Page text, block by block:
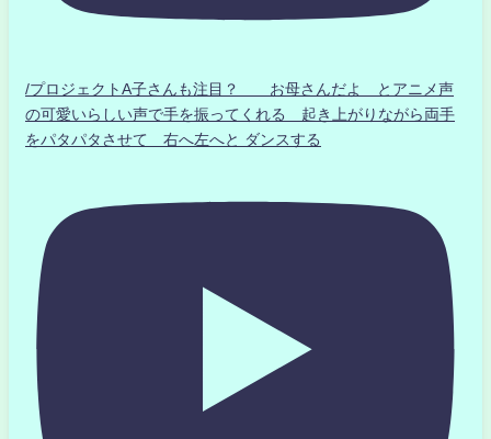
/プロジェクトA子さんも注目？ お母さんだよ とアニメ声
の可愛いらしい声で手を振ってくれる 起き上がりながら両手
をパタパタさせて 右へ左へと ダンスする